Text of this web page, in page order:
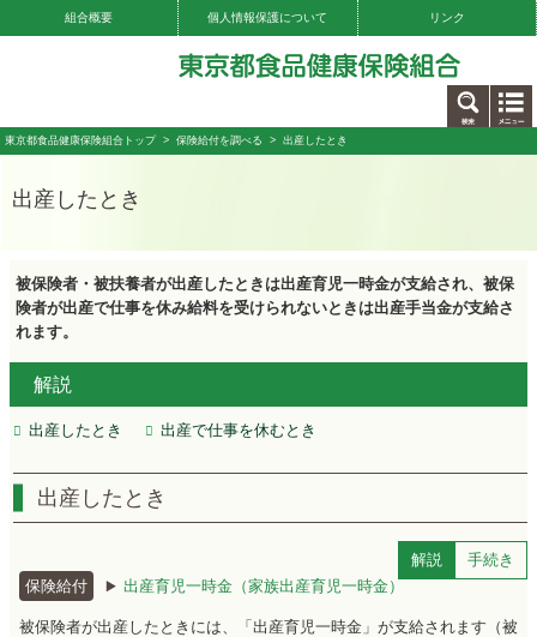
組合概要 個人情報保護について リンク
東京都食品健康保険組合トップ> 保険給付を調べる > 出産したとき
出産したとき
被保険者・被扶養者が出産したときは出産育児一時金が支給され、被保
険者が出産で仕事を休み給料を受けられないときは出産手当金が支給さ
れます。
解説
出産したとき 出産で仕事を休むとき
出産したとき
解説
手続き
保険給付
出産育児一時金（家族出産育児一時金）
被保険者が出産したときには、「出産育児一時金」が支給されます（被